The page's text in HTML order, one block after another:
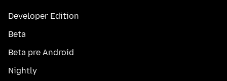
Developer Edition
Beta
Beta pre Android
Nightly